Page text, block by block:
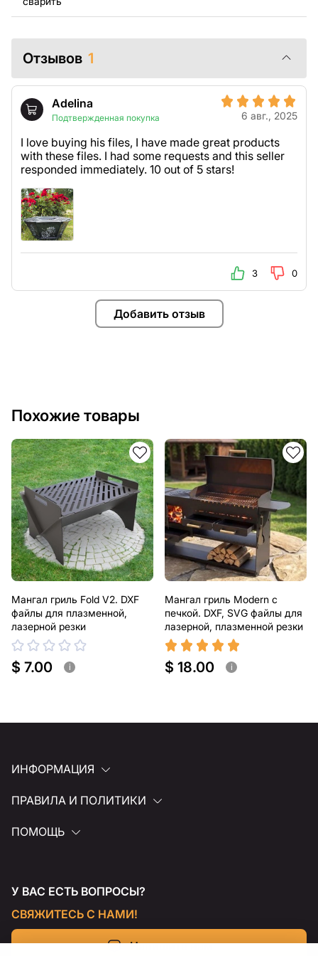
помочь.
Отзывов 1
Добавить отзыв
Adelina
Подтвержденная покупка 6 авг., 2025
I love buying his files, I have made great products
with these files. I had some requests and this seller
responded immediately. 10 out of 5 stars!
3 0
Похожие товары
Мангал гриль Fold V2. DXF
файлы для плазменной,
лазерной резки
$ 7.00 i
Мангал гриль Modern с
печкой. DXF, SVG файлы для
лазерной, плазменной резки
$ 18.00 i
ИНФОРМАЦИЯ
ПРАВИЛА И ПОЛИТИКИ
ПОМОЩЬ
У ВАС ЕСТЬ ВОПРОСЫ?
СВЯЖИТЕСЬ С НАМИ!
Напишите нам